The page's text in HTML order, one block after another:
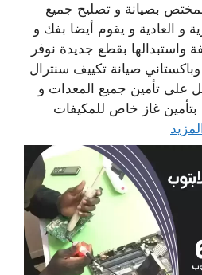
بصيانة و تصليح جميع
و العادية و يقوم أيضا بفك و
واستبدالها بقطع جديدة نوفر
صيانة تكييف سنترال
على تأمين جميع المعدات و
بتأمين غاز خاص للمكيفات